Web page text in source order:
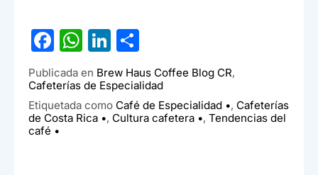
F
a
c
e
b
W
h
at
s
A
Li
n
ke
dI
n
o
m
p
ar
Publicada en Brew Haus Coffee Blog CR,
Cafeterías de Especialidad
Etiquetada como Café de Especialidad •, Cafeterías
de Costa Rica •, Cultura cafetera •, Tendencias del
café •